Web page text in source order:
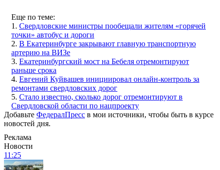
Еще по теме:
1. Свердловские министры пообещали жителям «горячей
точки» автобус и дороги
2. В Екатеринбурге закрывают главную транспортную
артерию на ВИЗе
3. Екатеринбургский мост на Бебеля отремонтируют
раньше срока
4. Евгений Куйвашев инициировал онлайн-контроль за
ремонтами свердловских дорог
5. Стало известно, сколько дорог отремонтируют в
Свердловской области по нацпроекту
Добавьте ФедералПресс в мои источники, чтобы быть в курсе
новостей дня.
Реклама
Новости
11:25